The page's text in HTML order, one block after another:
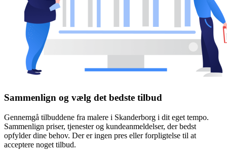
Sammenlign og vælg det bedste tilbud
Gennemgå tilbuddene fra malere i Skanderborg i dit eget tempo.
Sammenlign priser, tjenester og kundeanmeldelser, der bedst
opfylder dine behov. Der er ingen pres eller forpligtelse til at
acceptere noget tilbud.